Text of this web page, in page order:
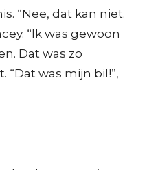
“Nee, dat kan niet.
“Ik was gewoon
Dat was zo
“Dat was mijn bil!”,